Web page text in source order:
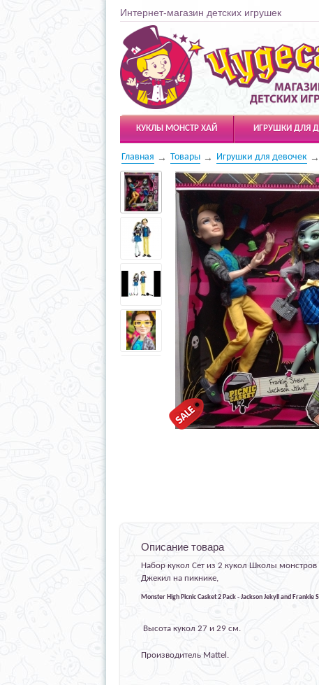
Интернет-магазин детских игрушек
Чудесарик
КУКЛЫ МОНСТР ХАЙ ИГРУШКИ ДЛЯ
Главная Товары Игрушки для девочек
Описание товара
Набор кукол Сет из 2 кукол Школы
Джекил на пикнике,
Monster High Picnic Casket 2 Pack - Jackson Jekyll and Frankie
Высота кукол 27 и 29 см.
Производитель Mattel.